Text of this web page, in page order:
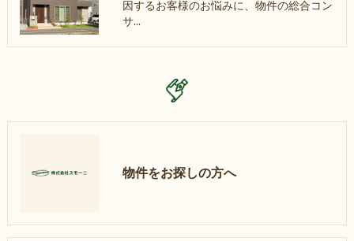
因するお客様のお悩みに、物件の総合コン
サ…
物件をお探しの方へ